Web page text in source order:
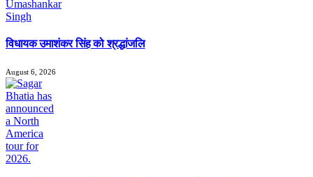
विधायक उमाशंकर सिंह को श्रद्धांजलि
August 6, 2026